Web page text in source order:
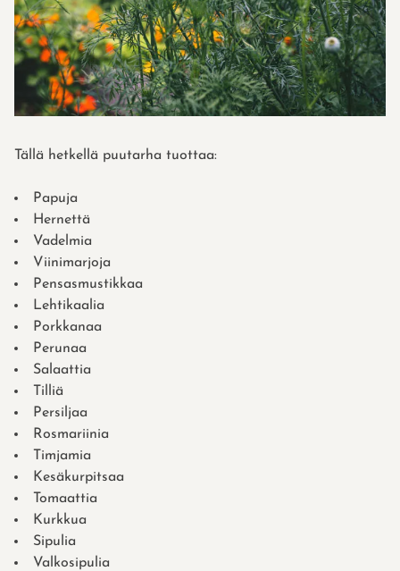
Tällä hetkellä puutarha tuottaa:
Papuja
Hernettä
Vadelmia
Viinimarjoja
Pensasmustikkaa
Lehtikaalia
Porkkanaa
Perunaa
Salaattia
Tilliä
Persiljaa
Rosmariinia
Timjamia
Kesäkurpitsaa
Tomaattia
Kurkkua
Sipulia
Valkosipulia